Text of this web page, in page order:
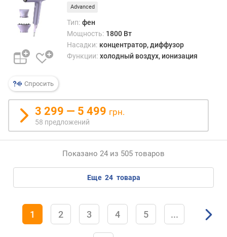
с
а
д
а
д
я
р
а
з
г
л
и
а
Спросить
Advanced
Тип: фен
Мощность: 1800 Вт
Насадки: концентратор, диффузор
Функции: холодный воздух, ионизация
3 299 — 5 499 грн.
58 предложений
Показано 24 из 505 товаров
еще 24 товара
1 2 3 4 5 ...